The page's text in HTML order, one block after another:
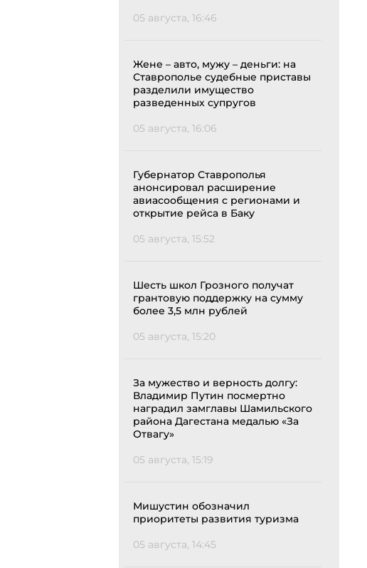
05 августа, 16:46
Жене – авто, мужу – деньги: на
Ставрополье судебные приставы
разделили имущество
разведенных супругов
05 августа, 16:06
Губернатор Ставрополья
анонсировал расширение
авиасообщения с регионами и
открытие рейса в Баку
05 августа, 15:52
Шесть школ Грозного получат
грантовую поддержку на сумму
более 3,5 млн рублей
05 августа, 15:20
За мужество и верность долгу:
Владимир Путин посмертно
наградил замглавы Шамильского
района Дагестана медалью «За
Отвагу»
05 августа, 15:19
Мишустин обозначил
приоритеты развития туризма
05 августа, 14:45